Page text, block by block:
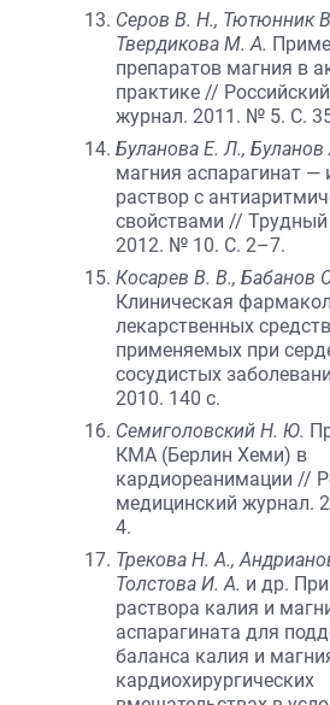
Серов В. Н., Тютюнник
Твердикова М. А.
препаратов магния в
практике //
журнал. 2011. № 5. С.
Буланова Е. Л.,
магния аспарагинат —
раствор с
свойствами // Трудный
2012. № 10. С. 2–7.
Косарев В. В., Бабанов
Клиническая
лекарственных
применяемых при
сосудистых
2010. 140 с.
Семиголовский Н. Ю.
КМА (Берлин Хеми) в
кардиореанимации //
медицинский журнал.
4.
Трекова Н. А.,
Толстова И. А. и др.
раствора калия и
аспарагината для
баланса калия и
кардиохирургических